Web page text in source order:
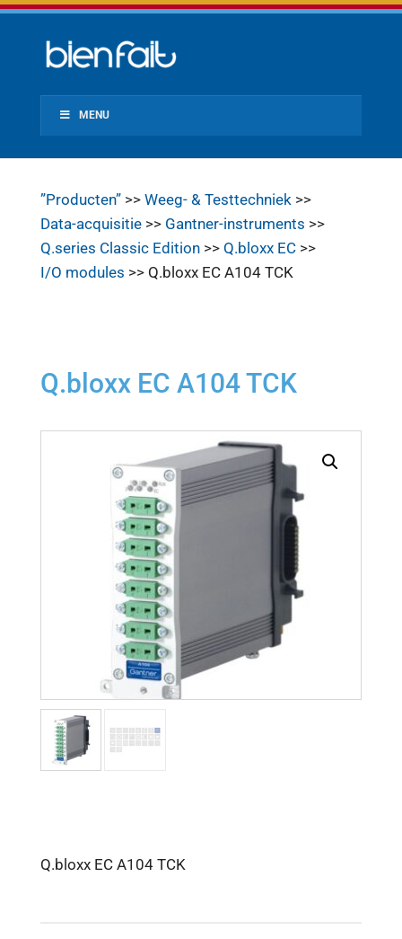
MENU
”Producten”>> Weeg- & Testtechniek>>
Data-acquisitie>> Gantner-instruments >>
Q.series Classic Edition>> Q.bloxx EC>>
I/O modules >> Q.bloxx EC A104 TCK
Q.bloxx EC A104 TCK
Q.bloxx EC A104 TCK